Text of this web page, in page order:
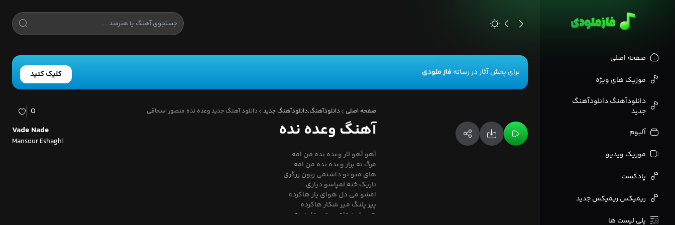
صفحه اصلی
موزیک های ویژه
دانلودآهنگ,دانلودآهنگ
جدید
آلبوم
موزیک ویدیو
پادکست
ریمیکس,ریمیکس جدید
پلی لیست ها
برای پخش آثار در رسانهفاز ملودی کلیک کنید
صفحه اصلی دانلودآهنگ,دانلودآهنگ جدید دانلود آهنگ جدید وعده نده منصور اسحاقی 0
آهنگ وعده نده Vade Nade
Mansour Eshaghi
آهو آهو لار وعده نده من امه
مرگ ته برار وعده نده من امه
های منو تو داشتمی زبون زرگری
تاریک خنه لمپاسو دیاری
امشو می دل هوای یار هاکرده
پیر پلنگ میر شکار هاکرده
هی پاییز ماه بی تو بهار نونه